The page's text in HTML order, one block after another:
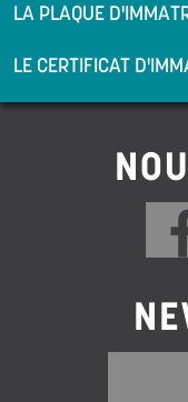
LA PLAQUE
LE CERTIFICAT